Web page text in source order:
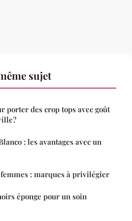
sujet
porter des crop tops avec goût
: les avantages avec un
: marques à privilégier
éponge pour un soin